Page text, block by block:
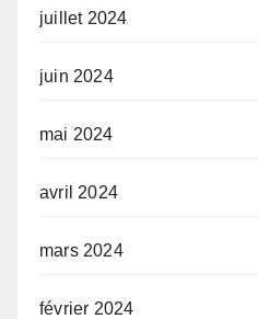
juillet 2024
juin 2024
mai 2024
avril 2024
mars 2024
février 2024